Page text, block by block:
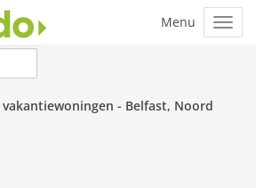
- Belfast, Noord